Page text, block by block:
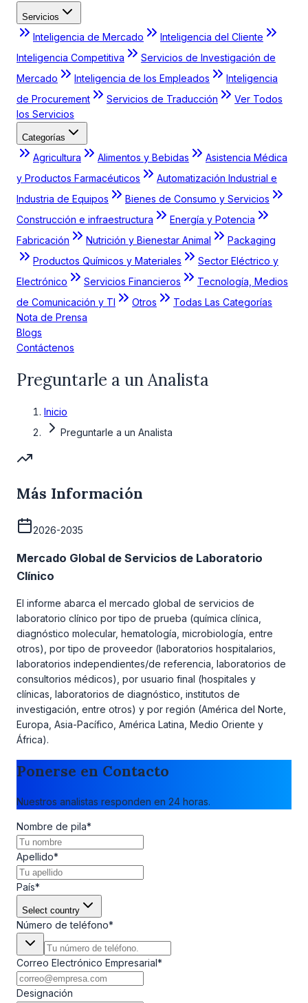
Servicios
Inteligencia de Mercado
Inteligencia del Cliente
Inteligencia Competitiva
Servicios de Investigación de
Mercado
Inteligencia de los Empleados
Inteligencia
de Procurement
Servicios de Traducción
Ver Todos
los Servicios
Categorías
Agricultura Alimentos y Bebidas
Asistencia Médica
y Productos Farmacéuticos
Automatización Industrial e
Industria de Equipos
Bienes de Consumo y Servicios
Construcción e infraestructura
Energía y Potencia
Fabricación
Nutrición y Bienestar Animal
Packaging
Productos Químicos y Materiales
Sector Eléctrico y
Electrónico
Servicios Financieros
Tecnología, Medios
de Comunicación y TI
Otros
Todas Las Categorías
Nota de Prensa
Blogs
Contáctenos
Preguntarle a un Analista
Inicio
Preguntarle a un Analista
Más Información
2026-2035
Mercado Global de Servicios de Laboratorio
Clínico
El informe abarca el mercado global de servicios de
laboratorio clínico por tipo de prueba (química clínica,
diagnóstico molecular, hematología, microbiología, entre
otros), por tipo de proveedor (laboratorios hospitalarios,
laboratorios independientes/de referencia, laboratorios de
consultorios médicos), por usuario final (hospitales y
clínicas, laboratorios de diagnóstico, institutos de
investigación, entre otros) y por región (América del Norte,
Europa, Asia-Pacífico, América Latina, Medio Oriente y
África).
Ponerse en Contacto
Nuestros analistas responden en 24 horas.
Nombre de pila*
Apellido*
País*
Select country
Número de teléfono*
Correo Electrónico Empresarial*
Designación